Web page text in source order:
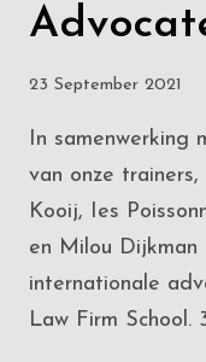
23 September 2021
In samenwerking
van onze
Kooij, Ies
en Milou
internationale
Law Firm School.